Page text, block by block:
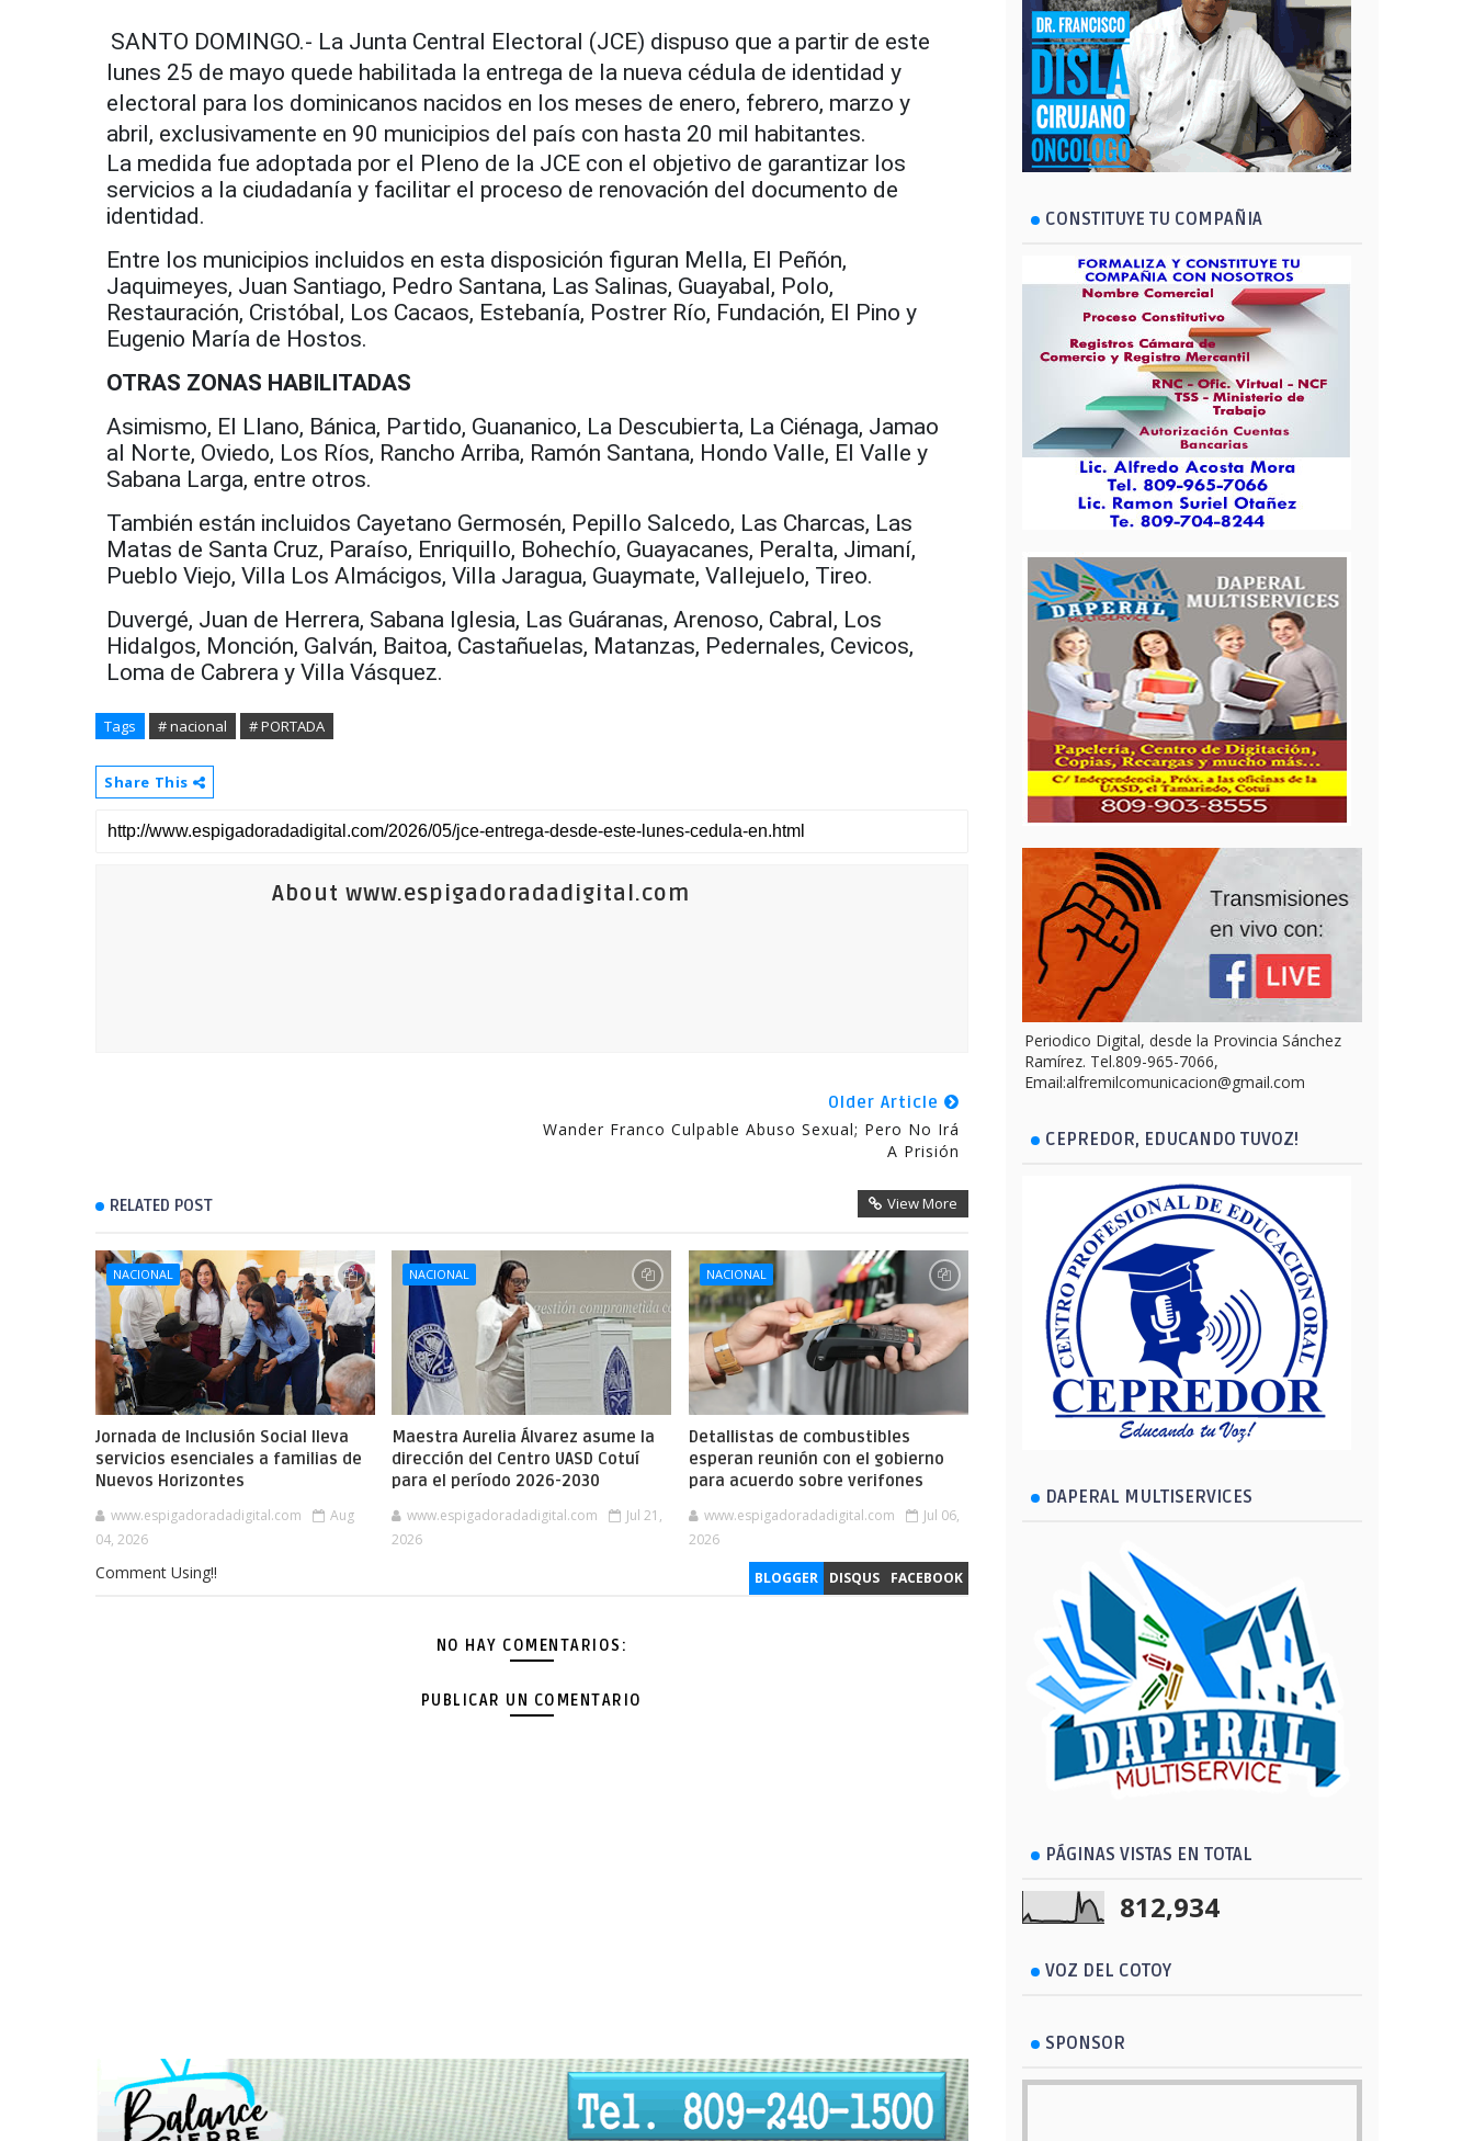
SANTO DOMINGO.- La Junta Central Electoral (JCE) dispuso que a partir de este
lunes 25 de mayo quede habilitada la entrega de la nueva cédula de identidad y
electoral para los dominicanos nacidos en los meses de enero, febrero, marzo y
abril, exclusivamente en 90 municipios del país con hasta 20 mil habitantes.
La medida fue adoptada por el Pleno de la JCE con el objetivo de garantizar los
servicios a la ciudadanía y facilitar el proceso de renovación del documento de
identidad.
Entre los municipios incluidos en esta disposición figuran Mella, El Peñón,
Jaquimeyes, Juan Santiago, Pedro Santana, Las Salinas, Guayabal, Polo,
Restauración, Cristóbal, Los Cacaos, Estebanía, Postrer Río, Fundación, El Pino y
Eugenio María de Hostos.
OTRAS ZONAS HABILITADAS
Asimismo, El Llano, Bánica, Partido, Guananico, La Descubierta, La Ciénaga, Jamao
al Norte, Oviedo, Los Ríos, Rancho Arriba, Ramón Santana, Hondo Valle, El Valle y
Sabana Larga, entre otros.
También están incluidos Cayetano Germosén, Pepillo Salcedo, Las Charcas, Las
Matas de Santa Cruz, Paraíso, Enriquillo, Bohechío, Guayacanes, Peralta, Jimaní,
Pueblo Viejo, Villa Los Almácigos, Villa Jaragua, Guaymate, Vallejuelo, Tireo.
Duvergé, Juan de Herrera, Sabana Iglesia, Las Guáranas, Arenoso, Cabral, Los
Hidalgos, Monción, Galván, Baitoa, Castañuelas, Matanzas, Pedernales, Cevicos,
Loma de Cabrera y Villa Vásquez.
Tags # nacional # PORTADA
Share This
About www.espigadoradadigital.com
Older Article
Wander Franco Culpable Abuso Sexual; Pero No Irá
A Prisión
RELATED POST View More
NACIONAL
Jornada de Inclusión Social lleva
servicios esenciales a familias de
Nuevos Horizontes
www.espigadoradadigital.com
Aug
04, 2026
NACIONAL
Maestra Aurelia Álvarez asume la
dirección del Centro UASD Cotuí
para el período 2026-2030
www.espigadoradadigital.com
Jul 21,
2026
NACIONAL
Detallistas de combustibles
esperan reunión con el gobierno
para acuerdo sobre verifones
www.espigadoradadigital.com
Jul 06,
2026
BLOGGER DISQUS FACEBOOK
Comment Using!!
NO HAY COMENTARIOS:
PUBLICAR UN COMENTARIO
CONSTITUYE TU COMPAÑIA
Periodico Digital, desde la Provincia Sánchez
Ramírez. Tel.809-965-7066,
Email:alfremilcomunicacion@gmail.com
CEPREDOR, EDUCANDO TUVOZ!
DAPERAL MULTISERVICES
PÁGINAS VISTAS EN TOTAL
812,934
VOZ DEL COTOY
SPONSOR